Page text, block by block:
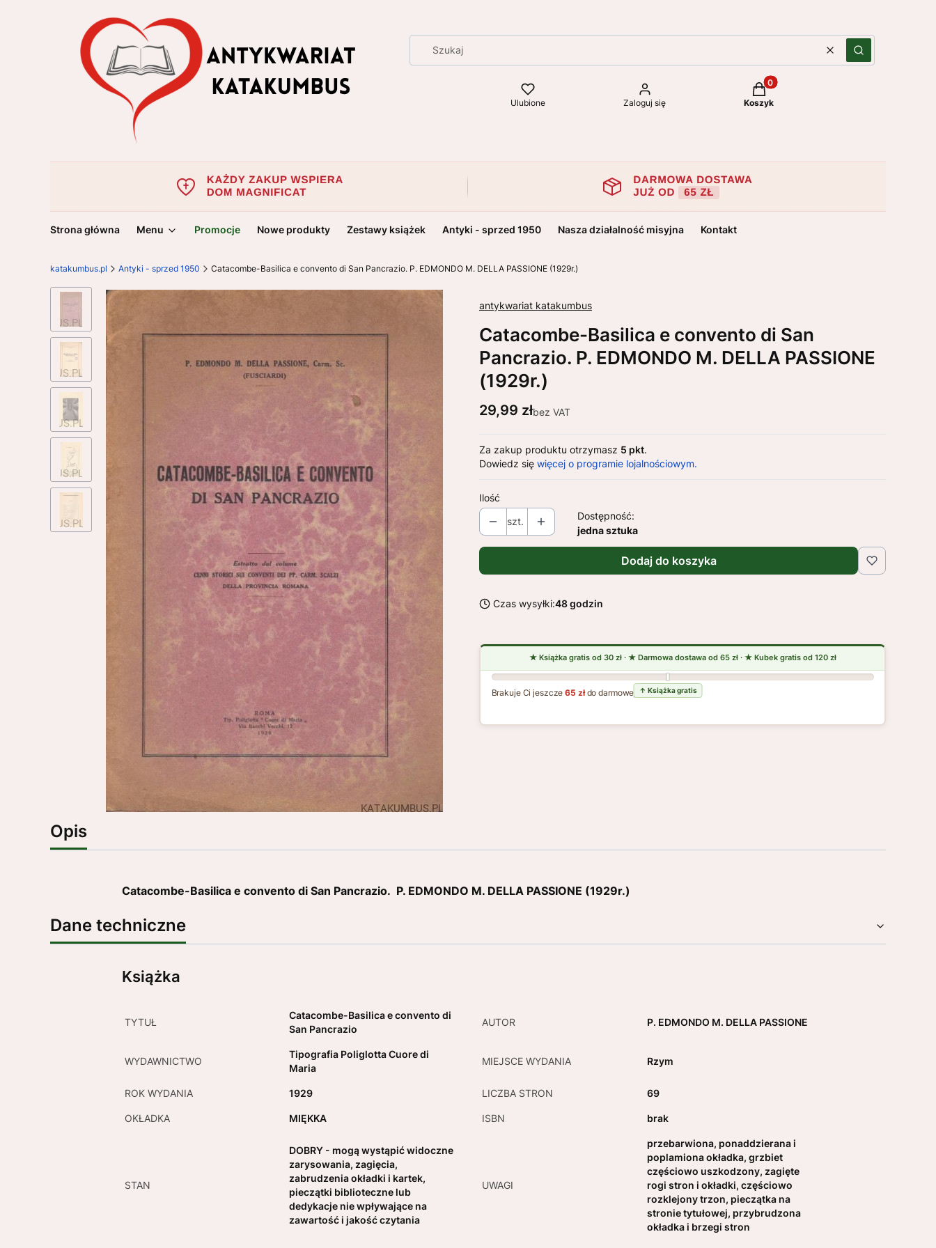
WyczyśćSzukaj
Ulubione Zaloguj się
Produkty w koszyku: 0. Zobacz
Koszyk
Strona główna Menu Promocje Nowe produkty Zestawy książek Antyki - sprzed 1950 Nasza działalność misyjna Kontakt
katakumbus.pl Antyki - sprzed 1950 Catacombe-Basilica e convento di San Pancrazio. P. EDMONDO M. DELLA PASSIONE (1929r.)
antykwariat katakumbus
Catacombe-Basilica e convento di San
Pancrazio. P. EDMONDO M. DELLA PASSIONE
(1929r.)
Cena
29,99 złbez VAT
Za zakup produktu otrzymasz 5 pkt.
Dowiedz się więcej o programie lojalnościowym.
Ilość
szt.
Dostępność:
jedna sztuka
Dodaj do koszyka
Czas wysyłki:48 godzin
Brakuje Ci jeszcze65 złdo darmowej dostawy
Opis
Catacombe-Basilica e convento di San Pancrazio. P. EDMONDO M. DELLA PASSIONE (1929r.)
Dane techniczne
Książka
TYTUŁ
Catacombe-Basilica e convento di
San Pancrazio
AUTOR P. EDMONDO M. DELLA PASSIONE
WYDAWNICTWO
Tipografia Poliglotta Cuore di
Maria
MIEJSCE WYDANIA Rzym
ROK WYDANIA 1929 LICZBA STRON 69
OKŁADKA MIĘKKA ISBN brak
STAN
DOBRY - mogą wystąpić widoczne
zarysowania, zagięcia,
zabrudzenia okładki i kartek,
pieczątki biblioteczne lub
dedykacje nie wpływające na
zawartość i jakość czytania
UWAGI
przebarwiona, ponaddzierana i
poplamiona okładka, grzbiet
częściowo uszkodzony, zagięte
rogi stron i okładki, częściowo
rozklejony trzon, pieczątka na
stronie tytułowej, przybrudzona
okładka i brzegi stron